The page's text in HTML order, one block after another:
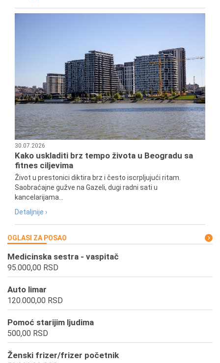
30.07.2026
Kako uskladiti brz tempo života u Beogradu sa
fitnes ciljevima
Život u prestonici diktira brz i često iscrpljujući ritam.
Saobraćajne gužve na Gazeli, dugi radni sati u
kancelarijama...
Detaljnije ›
OGLASI ZA POSAO
Medicinska sestra - vaspitač
95.000,00 RSD
Auto limar
120.000,00 RSD
Pomoć starijim ljudima
500,00 RSD
Ženski frizer/frizer početnik